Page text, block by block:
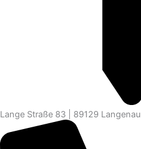
Lange Straße 83 | 89129 Langenau